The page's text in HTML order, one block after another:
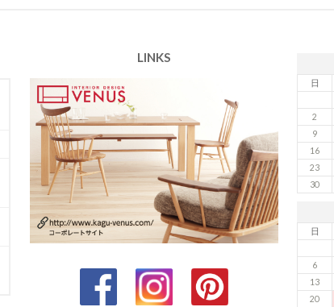
LINKS
日
2
9
16
23
30
日
6
13
20